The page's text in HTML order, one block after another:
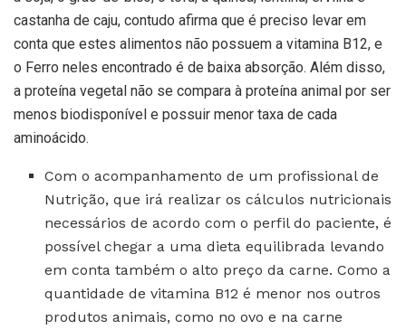
castanha de caju, contudo afirma que é preciso levar em
conta que estes alimentos não possuem a vitamina B12, e
o Ferro neles encontrado é de baixa absorção. Além disso,
a proteína vegetal não se compara à proteína animal por ser
menos biodisponível e possuir menor taxa de cada
aminoácido.
Com o acompanhamento de um profissional de
Nutrição, que irá realizar os cálculos nutricionais
necessários de acordo com o perfil do paciente, é
possível chegar a uma dieta equilibrada levando
em conta também o alto preço da carne. Como a
quantidade de vitamina B12 é menor nos outros
produtos animais, como no ovo e na carne